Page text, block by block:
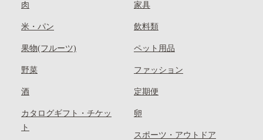
肉
米・パン
果物(フルーツ)
野菜
酒
カタログギフト・チケッ
ト
家具
飲料類
ペット用品
ファッション
定期便
卵
スポーツ・アウトドア